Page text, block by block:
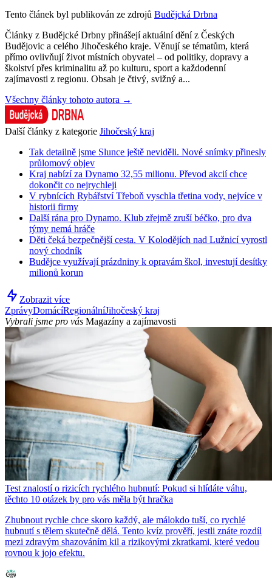
Tento článek byl publikován ze zdrojů Budějcká Drbna
Články z Budějcké Drbny přinášejí aktuální dění z Českých
Budějovic a celého Jihočeského kraje. Věnují se tématům, která
přímo ovlivňují život místních obyvatel – od politiky, dopravy a
školství přes kriminalitu až po kulturu, sport a každodenní
zajímavosti z regionu. Obsah je čtivý, svižný a...
Všechny články tohoto autora →
Další články z kategorie Jihočeský kraj
Tak detailně jsme Slunce ještě neviděli. Nové snímky přinesly
průlomový objev
Kraj nabízí za Dynamo 32,55 milionu. Převod akcií chce
dokončit co nejrychleji
V rybnících Rybářství Třeboň vyschla třetina vody, nejvíce v
historii firmy
Další rána pro Dynamo. Klub zřejmě zruší béčko, pro dva
týmy nemá hráče
Děti čeká bezpečnější cesta. V Kolodějích nad Lužnicí vyrostl
nový chodník
Budějce využívají prázdniny k opravám škol, investují desítky
milionů korun
Zobrazit více
ZprávyDomácíRegionálníJihočeský kraj
Vybrali jsme pro vás Magazíny a zajímavosti
Test znalostí o rizicích rychlého hubnutí: Pokud si hlídáte váhu,
těchto 10 otázek by pro vás měla být hračka
Zhubnout rychle chce skoro každý, ale málokdo tuší, co rychlé
hubnutí s tělem skutečně dělá. Tento kvíz prověří, jestli znáte rozdíl
mezi zdravým shazováním kil a rizikovými zkratkami, které vedou
rovnou k jojo efektu.